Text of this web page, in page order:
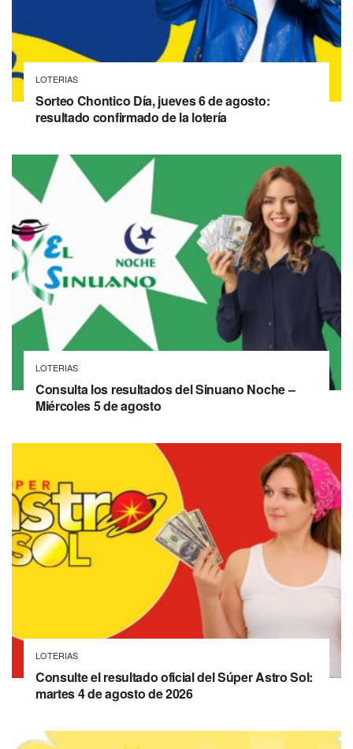
LOTERIAS
Sorteo Chontico Día, jueves 6 de agosto:
resultado confirmado de la lotería
LOTERIAS
Consulta los resultados del Sinuano Noche –
Miércoles 5 de agosto
LOTERIAS
Consulte el resultado oficial del Súper Astro Sol:
martes 4 de agosto de 2026